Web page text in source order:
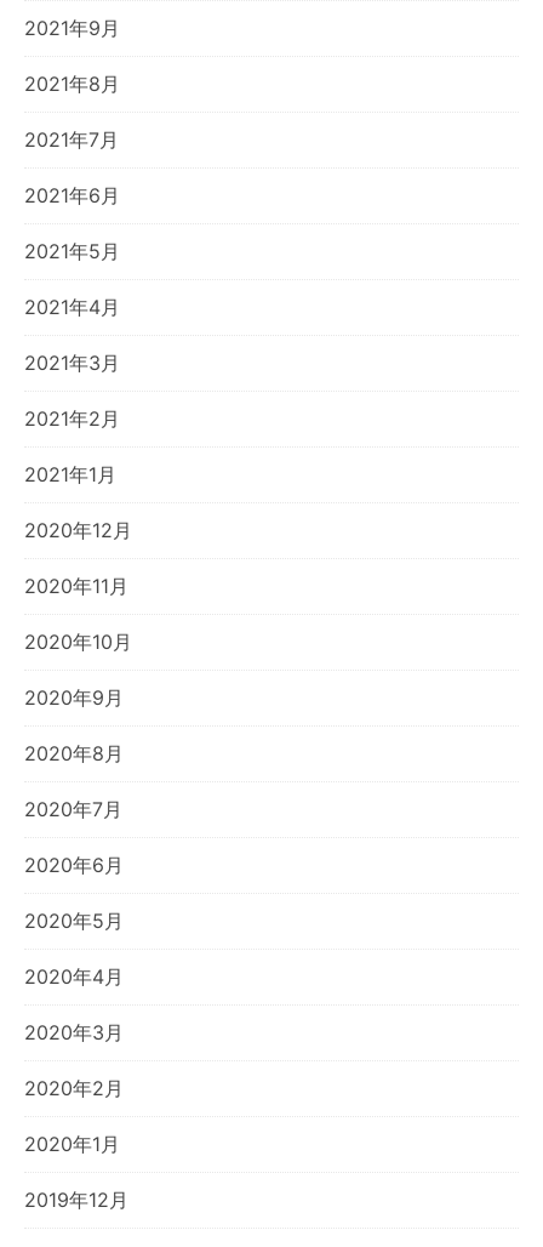
2021年9月
2021年8月
2021年7月
2021年6月
2021年5月
2021年4月
2021年3月
2021年2月
2021年1月
2020年12月
2020年11月
2020年10月
2020年9月
2020年8月
2020年7月
2020年6月
2020年5月
2020年4月
2020年3月
2020年2月
2020年1月
2019年12月